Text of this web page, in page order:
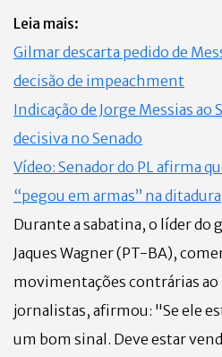
Leia mais:
Gilmar descarta pedido de
decisão de impeachment
Indicação de Jorge Messias ao
decisiva no Senado
Vídeo: Senador do PL afirma
“pegou em armas” na ditadura
Durante a sabatina, o líder do
Jaques Wagner (PT-BA),
movimentações contrárias
jornalistas, afirmou: "Se ele
um bom sinal. Deve estar